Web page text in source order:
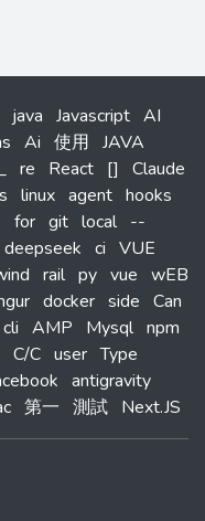
java Javascript AI
Ai 使用 JAVA
re React []
Claude
linux agent hooks
for git local --
deepseek ci VUE
rail py vue wEB
docker side Can
cli AMP Mysql npm
C/C user Type
antigravity
第一 測試 Next.JS